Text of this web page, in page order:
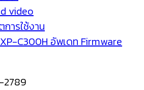
video
ารใช้งาน
C300H อัพเดท Firmware